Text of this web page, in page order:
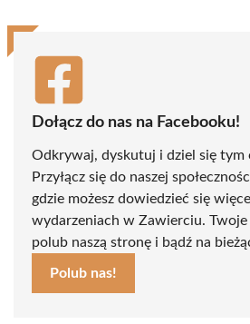
Dołącz do nas na Facebooku!
Odkrywaj, dyskutuj i dziel się tym
Przyłącz się do naszej
gdzie możesz dowiedzieć się
wydarzeniach w Zawierciu. Twoje
polub naszą stronę i bądź na
Polub nas!